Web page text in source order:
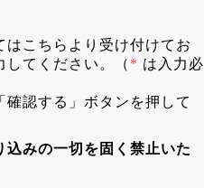
はこちらより受け付けてお
してください。（ * は入力必
確認する」ボタンを押して
みの一切を固く禁止いた